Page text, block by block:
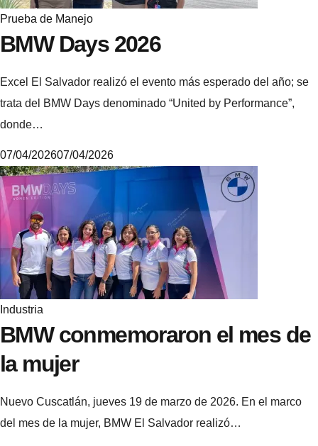
3
Prueba de Manejo
BMW Days 2026
Excel El Salvador realizó el evento más esperado del año; se
trata del BMW Days denominado “United by Performance”,
donde…
6
.
5
3
07/04/202607/04/2026
Industria
BMW conmemoraron el mes de
la mujer
Nuevo Cuscatlán, jueves 19 de marzo de 2026. En el marco
del mes de la mujer, BMW El Salvador realizó…